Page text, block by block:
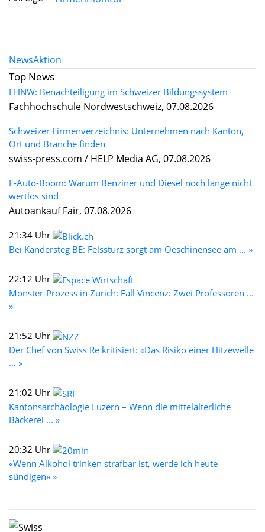
NewsAktion
Top News
FHNW: Benachteiligung im Schweizer Bildungssystem
Fachhochschule Nordwestschweiz, 07.08.2026
Schweizer Firmenverzeichnis: Unternehmen nach Kanton,
Ort und Branche finden
swiss-press.com / HELP Media AG, 07.08.2026
E-Auto-Boom: Warum Benziner und Diesel noch lange nicht
wertlos sind
Autoankauf Fair, 07.08.2026
21:34 Uhr
Bei Kandersteg BE: Felssturz sorgt am Oeschinensee am ... »
22:12 Uhr
Monster-Prozess in Zürich: Fall Vincenz: Zwei Professoren ...
»
21:52 Uhr
Der Chef von Swiss Re kritisiert: «Das Risiko einer Hitzewelle
... »
21:02 Uhr
Kantonsarchäologie Luzern – Wenn die mittelalterliche
Bäckerei ... »
20:32 Uhr
«Wenn Alkohol trinken strafbar ist, werde ich heute
sündigen» »